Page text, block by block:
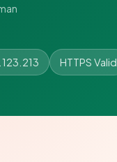
HTTPS Valid